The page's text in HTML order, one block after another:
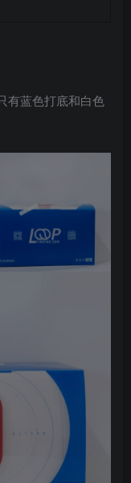
有蓝色打底和白色